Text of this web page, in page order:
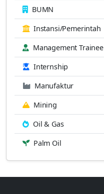
BUMN
Instansi/Pemerintah
Management Trainee
Internship
Manufaktur
Mining
Oil & Gas
Palm Oil